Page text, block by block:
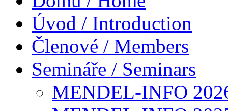
Úvod / Introduction
Členové / Members
Semináře / Seminars
MENDEL-INFO